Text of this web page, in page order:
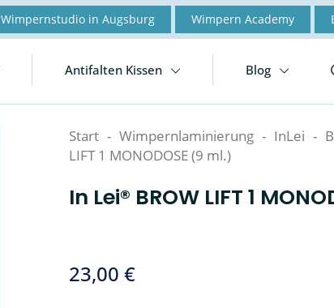
Wimpernstudio in Augsburg Wimpern Academy
Antifalten Kissen Blog
Start - Wimpernlaminierung - InLei -
LIFT 1 MONODOSE (9 ml.)
In Lei® BROW LIFT 1
23,00€